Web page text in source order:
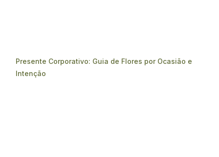
Presente Corporativo: Guia de Flores por Ocasião e
Intenção